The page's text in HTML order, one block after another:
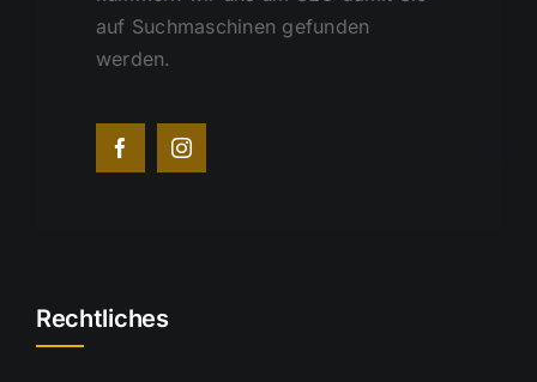
auf Suchmaschinen gefunden
werden.
Rechtliches